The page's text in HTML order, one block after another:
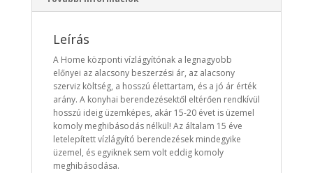
Leírás
A Home központi vízlágyítónak a legnagyobb
előnyei az alacsony beszerzési ár, az alacsony
szerviz költség, a hosszú élettartam, és a jó ár érték
arány. A konyhai berendezésektől eltérően rendkívül
hosszú ideig üzemképes, akár 15-20 évet is üzemel
komoly meghibásodás nélkül! Az általam 15 éve
letelepített vízlágyító berendezések mindegyike
üzemel, és egyiknek sem volt eddig komoly
meghibásodása.